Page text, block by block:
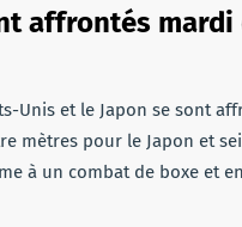
affrontés
Unis et le Japon se sont
mètres pour le Japon et
à un combat de boxe et